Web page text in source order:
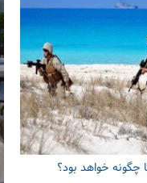
چگونه خواهد بود؟